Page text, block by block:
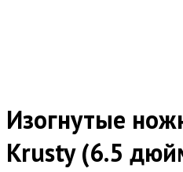
Изогнутые
Krusty (6.5